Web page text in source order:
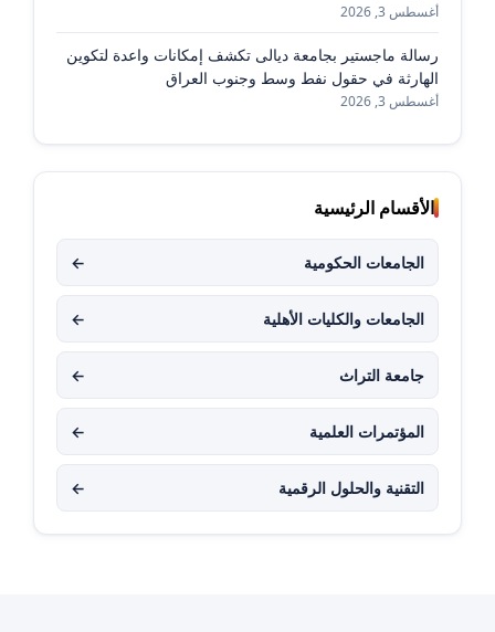
أغسطس 3, 2026
رسالة ماجستير بجامعة ديالى تكشف إمكانات واعدة لتكوين
الهارثة في حقول نفط وسط وجنوب العراق
أغسطس 3, 2026
الأقسام الرئيسية
الجامعات الحكومية ←
الجامعات والكليات الأهلية ←
جامعة التراث ←
المؤتمرات العلمية ←
التقنية والحلول الرقمية ←